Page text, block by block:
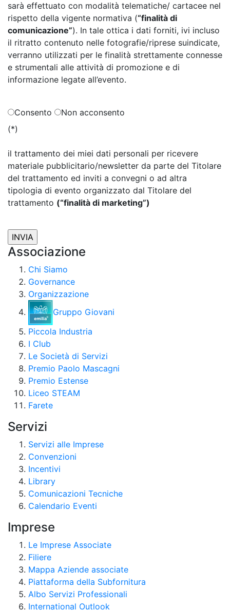
sarà effettuato con modalità telematiche/ cartacee nel
rispetto della vigente normativa (“finalità di
comunicazione”). In tale ottica i dati forniti, ivi incluso
il ritratto contenuto nelle fotografie/riprese suindicate,
verranno utilizzati per le finalità strettamente connesse
e strumentali alle attività di promozione e di
informazione legate all’evento.
Consento
Non acconsento
(*)
il trattamento dei miei dati personali per ricevere
materiale pubblicitario/newsletter da parte del Titolare
del trattamento ed inviti a convegni o ad altra
tipologia di evento organizzato dal Titolare del
trattamento (“finalità di marketing”)
Associazione
Chi Siamo
Governance
Organizzazione
Gruppo Giovani
Piccola Industria
I Club
Le Società di Servizi
Premio Paolo Mascagni
Premio Estense
Liceo STEAM
Farete
Servizi
Servizi alle Imprese
Convenzioni
Incentivi
Library
Comunicazioni Tecniche
Calendario Eventi
Imprese
Le Imprese Associate
Filiere
Mappa Aziende associate
Piattaforma della Subfornitura
Albo Servizi Professionali
International Outlook